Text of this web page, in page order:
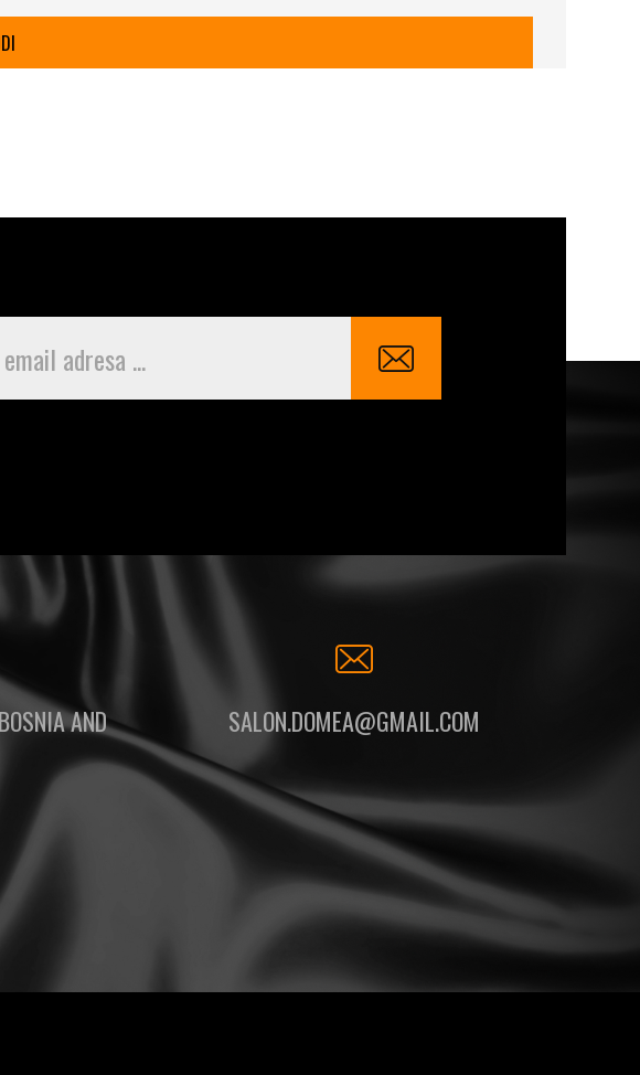
AND
SALON.DOMEA@GMAIL.COM